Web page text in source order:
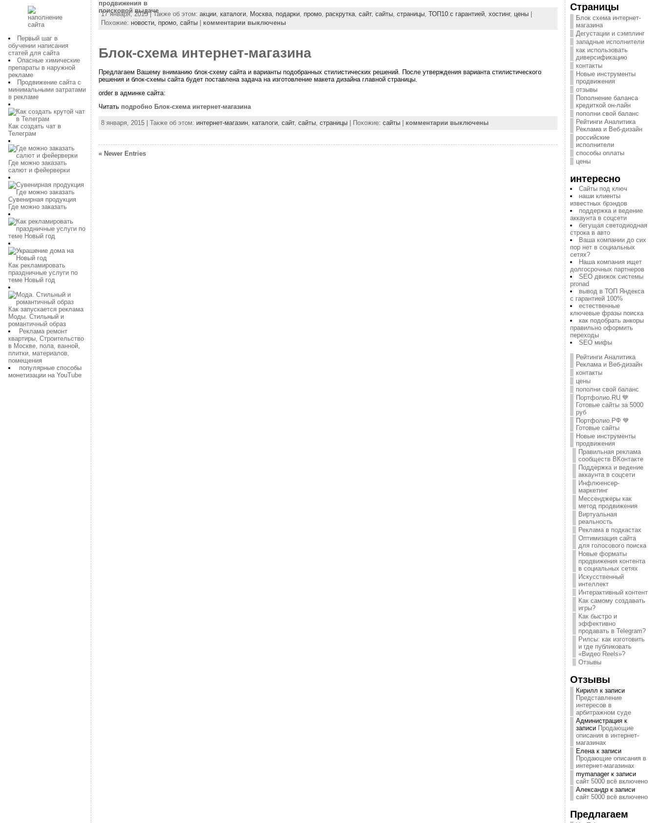
Первый шаг в
обучении написания
статей для сайта
Опасные химические
препараты в наружной
рекламе
Продвижение сайта с
минимальными затратами
в рекламе
Как создать чат в
Телеграм
Где можно заказать
салют и фейерверки
Сувенирная продукция
Где можно заказать
Как рекламировать
праздничные услуги по
теме Новый год
Как запускается реклама
Моды. Стильный и
романтичный образ
Реклама ремонт
квартиры, Строительство
в Москве, пола, ванной,
плитки, материалов,
помещения
популярные способы
монетизации на YouTube
17 января, 2015 | Также об этом: акции, каталоги, Москва, подарки, промо, раскрутка, сайт, сайты, страницы, ТОП10 с гарантией, хостинг, цены|
Похожие: новости, промо, сайты| комментарии выключены
Блок-схема интернет-магазина
Предлагаем Вашему вниманию блок-схему сайта и варианты подобранных стилистических решений. После утверждения варианта стилистического
решения и блок-схемы сайта будет поставлена задача на изготовление макета дизайна главной страницы.
order в админке сайта:
Читать подробно Блок-схема интернет-магазина
8 января, 2015 | Также об этом: интернет-магазин, каталоги, сайт, сайты, страницы| Похожие: сайты| комментарии выключены
« Newer Entries
Страницы
Блок схема интернет-
магазина
Дегустации и сэмплинг
западные исполнители
как использовать
диверсификацию
контакты
Новые инструменты
продвижения
отзывы
Пополнение баланса
кредиткой он-лайн
пополни свой баланс
Рейтинги Аналитика
Реклама и Веб-дизайн
российские
исполнители
способы оплаты
цены
интересно
Сайты под ключ
наши клиенты
известных брэндов
поддержка и ведение
аккаунта в соцсети
бегущая светодиодная
строка в авто
Ваша компании до сих
пор нет в социальных
сетях?
Наша компания ищет
долгосрочных партнеров
SEO движок системы
pronad
вывод в ТОП Яндекса
с гарантией 100%
естественные
ключевые фразы поиска
как подобрать анкоры
правильно оформить
переходы
SEO мифы
Рейтинги Аналитика
Реклама и Веб-дизайн
контакты
цены
пополни свой баланс
Портфолио.RU 💙
Готовые сайты за 5000
руб
Портфолио.РФ 💙
Готовые сайты
Новые инструменты
продвижения
Правильная реклама
сообществ ВКонтакте
Поддержка и ведение
аккаунта в соцсети
Инфлюенсер-
маркетинг
Мессенджеры как
метод продвижения
Виртуальная
реальность
Реклама в подкастах
Оптимизация сайта
для голосового поиска
Новые форматы
продвижения контента
в социальных сетях
Искусственный
интеллект
Интерактивный контент
Как самому создавать
игры?
Как быстро и
эффективно
продавать в Telegram?
Рилсы: как изготовить
и где публиковать
«Видео Reels»?
Отзывы
Отзывы
Кирилл к записи
Представление
интересов в
арбитражном суде
Администрацияк
записи Продающие
описания в интернет-
магазинах
Еленак записи
Продающие описания в
интернет-магазинах
mymanagerк записи
сайт 5000 всё включено
Александрк записи
сайт 5000 всё включено
Предлагаем